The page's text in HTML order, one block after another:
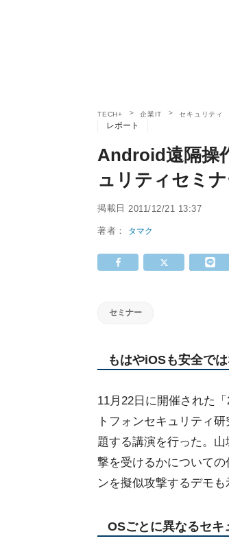
TECH+ 企業IT セキュリティ
レポート
Android遠隔操
ュリティセミ
掲載日 2011/12/21 13:37
著者： タマク
セミナー
もはやiOSも安全で
11月22日に開催された
トフォンセキュリティ
題する講演を行った。
撃を受けるかについて
ンを擬似攻撃するデモも
OSごとに異なるセキ